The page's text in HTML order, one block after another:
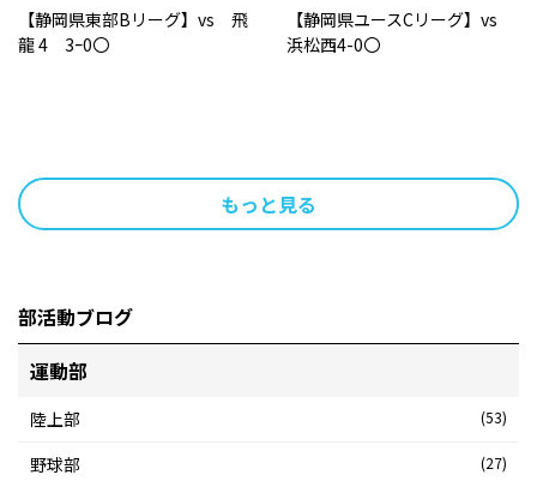
【静岡県東部Bリーグ】vs 飛
龍 4 3ｰ0〇
【静岡県ユースCリーグ】vs
浜松西4-0〇
もっと見る
ナ
ビ
ゲ
ー
部活動ブログ
運動部
陸上部 (53)
野球部 (27)